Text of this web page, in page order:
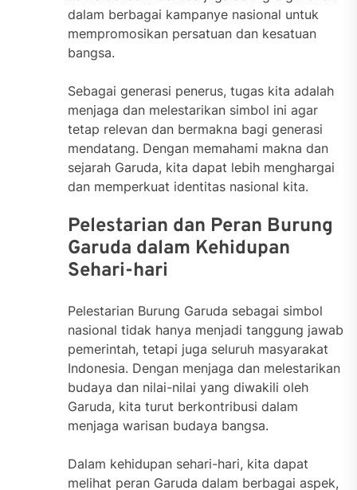
dalam berbagai kampanye nasional untuk
mempromosikan persatuan dan kesatuan
bangsa.
Sebagai generasi penerus, tugas kita adalah
menjaga dan melestarikan simbol ini agar
tetap relevan dan bermakna bagi generasi
mendatang. Dengan memahami makna dan
sejarah Garuda, kita dapat lebih menghargai
dan memperkuat identitas nasional kita.
Pelestarian dan Peran Burung
Garuda dalam Kehidupan
Sehari-hari
Pelestarian Burung Garuda sebagai simbol
nasional tidak hanya menjadi tanggung jawab
pemerintah, tetapi juga seluruh masyarakat
Indonesia. Dengan menjaga dan melestarikan
budaya dan nilai-nilai yang diwakili oleh
Garuda, kita turut berkontribusi dalam
menjaga warisan budaya bangsa.
Dalam kehidupan sehari-hari, kita dapat
melihat peran Garuda dalam berbagai aspek,